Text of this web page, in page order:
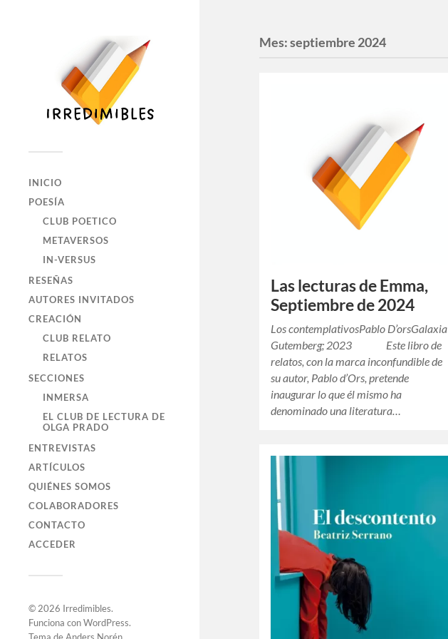
INICIO
POESÍA
CLUB POETICO
METAVERSOS
IN-VERSUS
RESEÑAS
AUTORES INVITADOS
CREACIÓN
CLUB RELATO
RELATOS
SECCIONES
INMERSA
EL CLUB DE LECTURA DE
OLGA PRADO
ENTREVISTAS
ARTÍCULOS
QUIÉNES SOMOS
COLABORADORES
CONTACTO
ACCEDER
© 2026 Irredimibles.
Funciona conWordPress.
Tema de Anders Norén
Mes:septiembre 2024
Las lecturas de Emma,
Septiembre de 2024
Los contemplativosPablo D’orsGalaxia
Gutemberg; 2023 Este libro de
relatos, con la marca inconfundible de
su autor, Pablo d’Ors, pretende
inaugurar lo que él mismo ha
denominado una literatura…